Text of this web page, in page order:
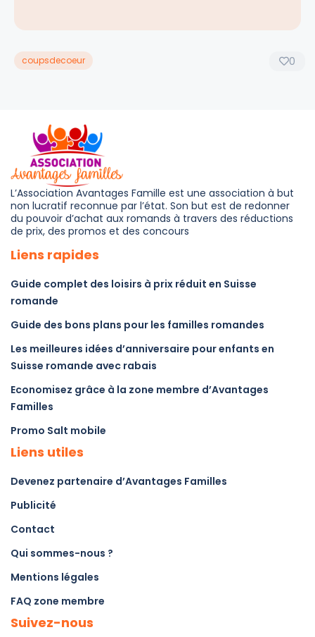
coupsdecoeur 0
L’Association Avantages Famille est une association à but
non lucratif reconnue par l’état. Son but est de redonner
du pouvoir d’achat aux romands à travers des réductions
de prix, des promos et des concours
Liens rapides
Guide complet des loisirs à prix réduit en Suisse
romande
Guide des bons plans pour les familles romandes
Les meilleures idées d’anniversaire pour enfants en
Suisse romande avec rabais
Economisez grâce à la zone membre d’Avantages
Familles
Promo Salt mobile
Liens utiles
Devenez partenaire d’Avantages Familles
Publicité
Contact
Qui sommes-nous ?
Mentions légales
FAQ zone membre
Suivez-nous